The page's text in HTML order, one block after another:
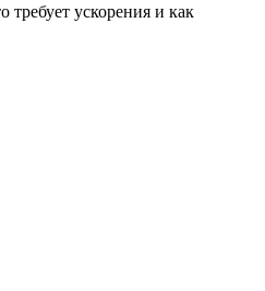
ускорения и как